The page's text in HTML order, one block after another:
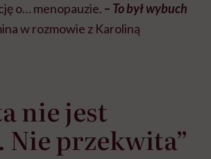
o… menopauzie. – To był wybuch
w rozmowie z Karoliną
nie jest
przekwita”